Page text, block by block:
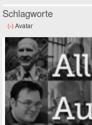
Schlagworte
(-)Remove Avatar filter
Avatar